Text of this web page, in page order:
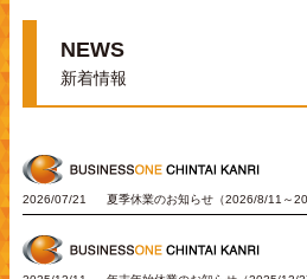
NEWS
新着情報
2026/07/21 夏季休業のお知らせ（2026/8/11～